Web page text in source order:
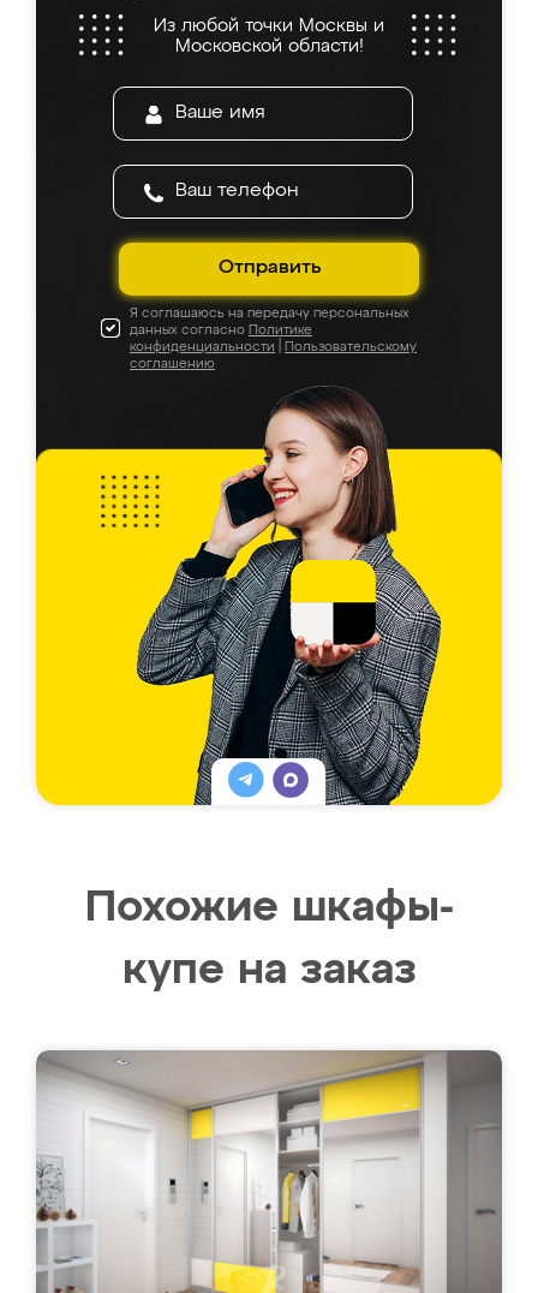
Из любой точки Москвы и
Московской области!
Отправить
Я соглашаюсь на передачу персональных
данных согласно Политике
конфиденциальности
Пользовательскому
соглашению
Похожие шкафы-
купе на заказ